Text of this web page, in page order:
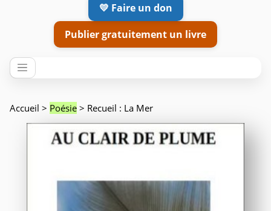
💛 Faire un don
Publier gratuitement un livre
Accueil > Poésie > Recueil : La Mer